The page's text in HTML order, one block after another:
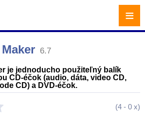
6.7
je jednoducho použiteľný balík
CD-éčok (audio, dáta, video CD,
CD) a DVD-éčok.
(4 - 0 x)
≡